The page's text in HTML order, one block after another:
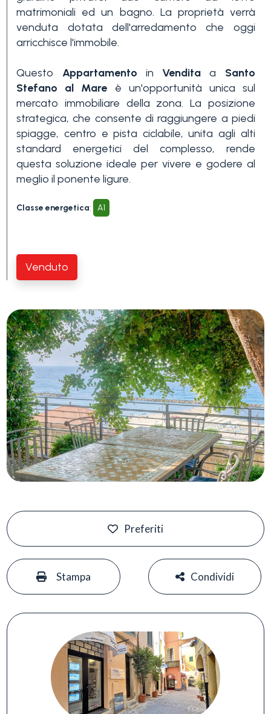
matrimoniali ed un bagno. La proprietà verrà
venduta dotata dell'arredamento che oggi
arricchisce l'immobile.
Questo Appartamento in Vendita a Santo
Stefano al Mare è un'opportunità unica sul
mercato immobiliare della zona. La posizione
strategica, che consente di raggiungere a piedi
spiagge, centro e pista ciclabile, unita agli alti
standard energetici del complesso, rende
questa soluzione ideale per vivere e godere al
meglio il ponente ligure.
Classe energetica: A1
Venduto
Preferiti
Stampa Condividi
multiscelta
Giardino
Balcone/Terrazzo
Ascensore
Piscina